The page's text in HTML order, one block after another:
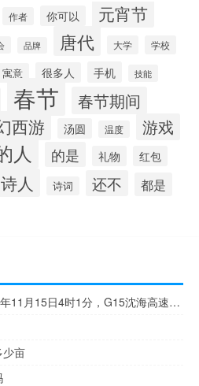
作者 你可以 元宵节
品牌 唐代 大学 学校
寓意 很多人 手机 技能
春节 春节期间
西游 汤圆 温度 游戏
人 的是 礼物 红包
诗人 诗词 还不 都是
2023-11-15 04:09： 2023年11月15日4时1分，G15沈海高速盐城段由于雾霾，大丰至富安双向入口禁止“三超”车辆、危险化学品运输车辆通行，限速80公里/小时。 ​​​
少亩